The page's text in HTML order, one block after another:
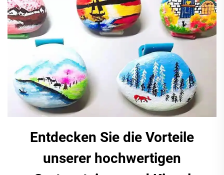
Entdecken Sie die Vorteile
unserer hochwertigen